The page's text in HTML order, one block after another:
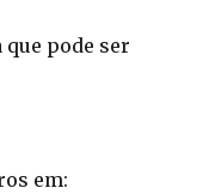
que pode ser
em: